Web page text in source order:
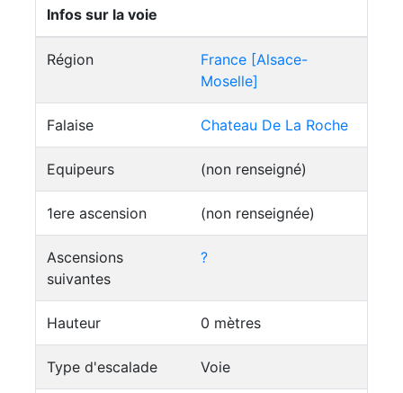
Infos sur la voie
Région
France [Alsace-
Moselle]
Falaise Chateau De La Roche
Equipeurs (non renseigné)
1ere ascension (non renseignée)
Ascensions
suivantes
?
Hauteur 0 mètres
Type d'escalade Voie